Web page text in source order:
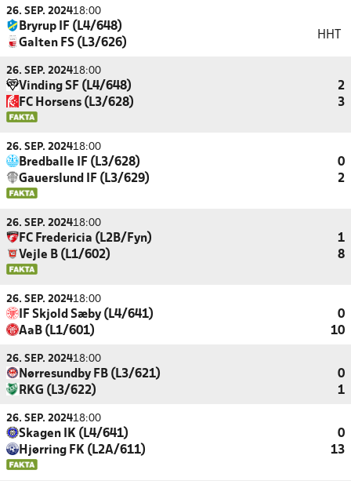
26. SEP. 202418:00
Bryrup IF (L4/648)
Galten FS (L3/626)
HHT
26. SEP. 202418:00
Vinding SF (L4/648)
2
FC Horsens (L3/628)
3
26. SEP. 202418:00
Bredballe IF (L3/628)
0
Gauerslund IF (L3/629)
2
26. SEP. 202418:00
FC Fredericia (L2B/Fyn)
1
Vejle B (L1/602)
8
26. SEP. 202418:00
IF Skjold Sæby (L4/641)
0
AaB (L1/601)
10
26. SEP. 202418:00
Nørresundby FB (L3/621)
0
RKG (L3/622)
1
26. SEP. 202418:00
Skagen IK (L4/641)
0
Hjørring FK (L2A/611)
13